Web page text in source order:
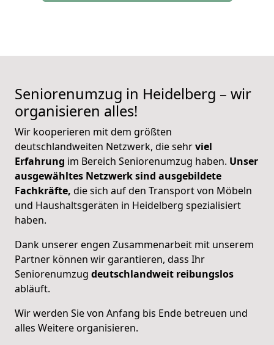
Seniorenumzug in Heidelberg – wir
organisieren alles!
Wir kooperieren mit dem größten
deutschlandweiten Netzwerk, die sehrviel
Erfahrung im Bereich Seniorenumzug haben. Unser
ausgewähltes Netzwerk sind ausgebildete
Fachkräfte, die sich auf den Transport von Möbeln
und Haushaltsgeräten in Heidelberg spezialisiert
haben.
Dank unserer engen Zusammenarbeit mit unserem
Partner können wir garantieren, dass Ihr
Seniorenumzug deutschlandweit reibungslos
abläuft.
Wir werden Sie von Anfang bis Ende betreuen und
alles Weitere organisieren.